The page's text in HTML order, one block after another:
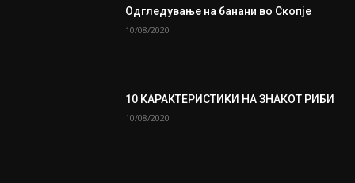
Одгледување на банани во Скопје
10/08/2020
10 КАРАКТЕРИСТИКИ НА ЗНАКОТ РИБИ
10/08/2020